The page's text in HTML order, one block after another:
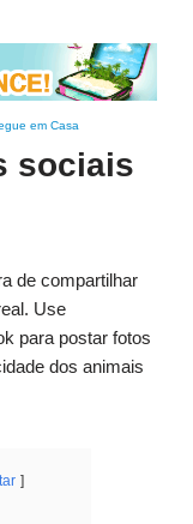
em Casa
sociais
de compartilhar
Use
para postar fotos
dos animais